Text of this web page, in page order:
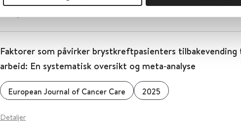
Faktorer som påvirker brystkreftpasienters tilbakevending
arbeid: En systematisk oversikt og meta‑analyse
European Journal of Cancer Care 2025
Detaljer